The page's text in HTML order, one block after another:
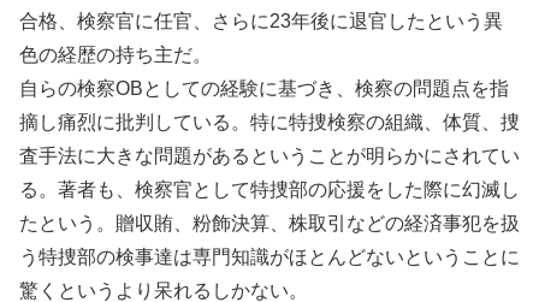
合格、検察官に任官、さらに23年後に退官したという異
色の経歴の持ち主だ。
自らの検察OBとしての経験に基づき、検察の問題点を指
摘し痛烈に批判している。特に特捜検察の組織、体質、捜
査手法に大きな問題があるということが明らかにされてい
る。著者も、検察官として特捜部の応援をした際に幻滅し
たという。贈収賄、粉飾決算、株取引などの経済事犯を扱
う特捜部の検事達は専門知識がほとんどないということに
驚くというより呆れるしかない。